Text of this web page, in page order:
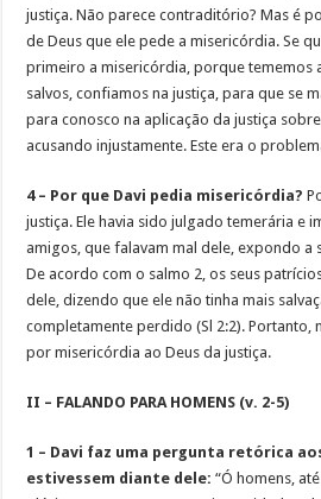
justiça. Não parece contraditório? Mas é
de Deus que ele pede a misericórdia. Se
primeiro a misericórdia, porque tememos
salvos, confiamos na justiça, para que se
para conosco na aplicação da justiça
acusando injustamente. Este era o
4 – Por que Davi pedia misericórdia?
justiça. Ele havia sido julgado temerária e
amigos, que falavam mal dele, expondo a
De acordo com o salmo 2, os seus
dele, dizendo que ele não tinha mais
completamente perdido (Sl 2:2). Portanto,
por misericórdia ao Deus da justiça.
II – FALANDO PARA HOMENS (v. 2-5)
1 – Davi faz uma pergunta retórica
estivessem diante dele: “Ó homens,